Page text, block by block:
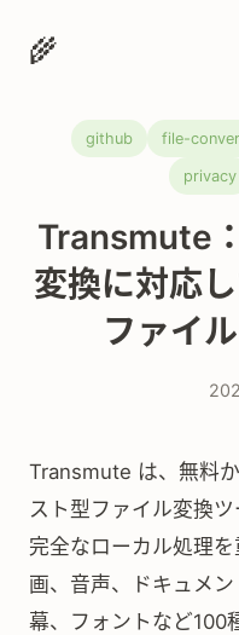
🌾
github file-
privacy
Transmute
変換に対応
ファイ
Transmute は、無料
スト型ファイル変換
完全なローカル処理
画、音声、ドキュメ
幕、フォントなど100